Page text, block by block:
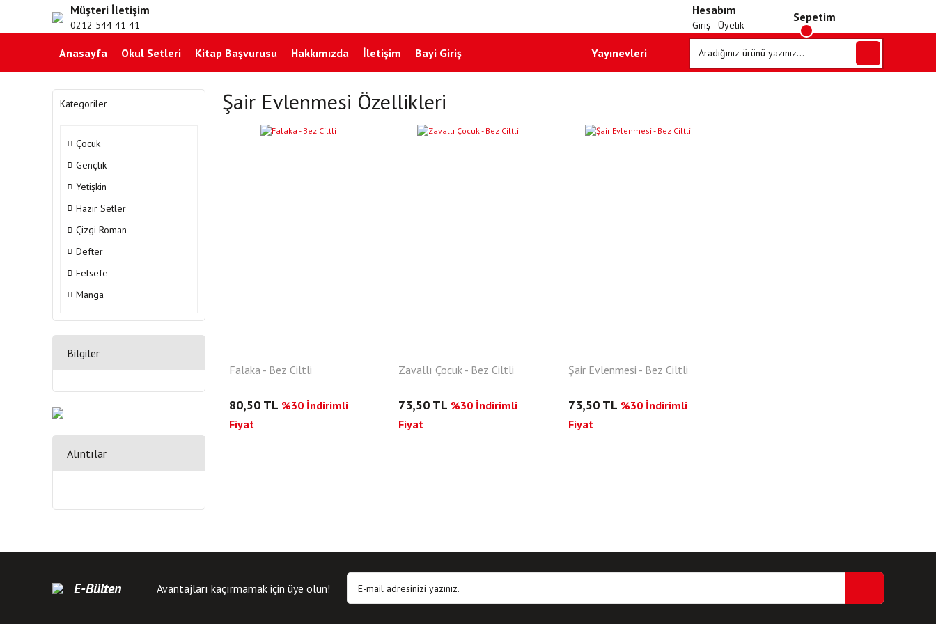
Müşteri İletişim
0212 544 41 41
Hesabım
Giriş - Üyelik
Sepetim
Anasayfa Okul Setleri Kitap Başvurusu Hakkımızda İletişim Bayi Giriş Yayınevleri
Kategoriler
Çocuk
Gençlik
Yetişkin
Hazır Setler
Çizgi Roman
Defter
Felsefe
Manga
Bilgiler
Alıntılar
Şair Evlenmesi Özellikleri
Falaka - Bez Ciltli
80,50 TL %30 İndirimli
Fiyat
Zavallı Çocuk - Bez Ciltli
73,50 TL %30 İndirimli
Fiyat
Şair Evlenmesi - Bez Ciltli
73,50 TL %30 İndirimli
Fiyat
E-Bülten Avantajları kaçırmamak için üye olun!